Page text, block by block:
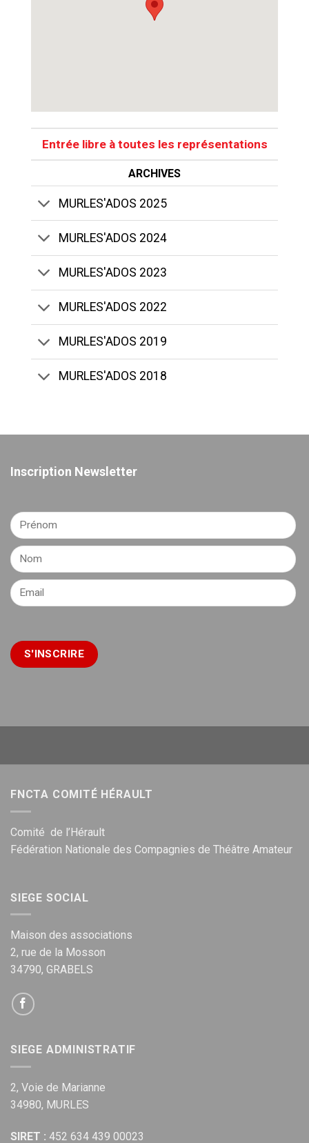
Entrée libre à toutes les représentations
ARCHIVES
MURLES'ADOS 2025
MURLES'ADOS 2024
MURLES'ADOS 2023
MURLES'ADOS 2022
MURLES'ADOS 2019
MURLES'ADOS 2018
Inscription Newsletter
FNCTA COMITÉ HÉRAULT
Comité de l’Hérault
Fédération Nationale des Compagnies de Théâtre Amateur
SIEGE SOCIAL
Maison des associations
2, rue de la Mosson
34790, GRABELS
SIEGE ADMINISTRATIF
2, Voie de Marianne
34980, MURLES
SIRET : 452 634 439 00023